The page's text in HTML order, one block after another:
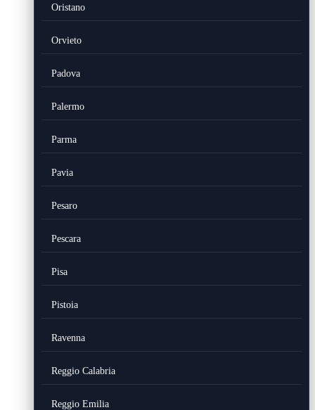
Oristano
Orvieto
Padova
Palermo
Parma
Pavia
Pesaro
Pescara
Pisa
Pistoia
Ravenna
Reggio Calabria
Reggio Emilia